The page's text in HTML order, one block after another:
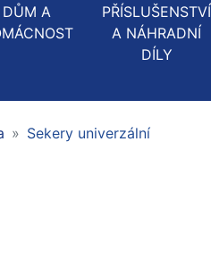
DŮM A
PŘÍSLUŠENSTVÍ
A NÁHRADNÍ
DÍLY
Sekery univerzální